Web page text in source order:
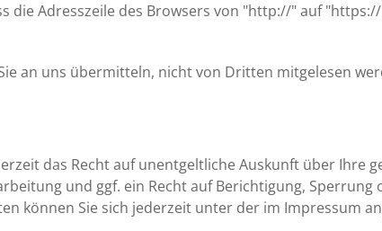
die Adresszeile des Browsers von "http://" auf
an uns übermitteln, nicht von Dritten mitgelesen
das Recht auf unentgeltliche Auskunft über Ihre
und ggf. ein Recht auf Berichtigung, Sperrung
können Sie sich jederzeit unter der im Impressum